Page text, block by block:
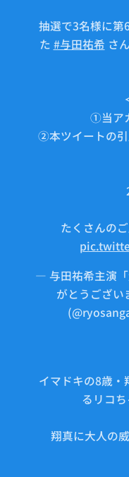
抽選で3名様に第
た #与田祐希 さ
①当ア
②本ツイートの
たくさんの
— 与田祐希主演
がとうござい
イマドキの8歳・
るリコ
翔真に大人の